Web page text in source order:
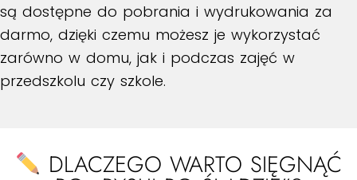
są dostępne do pobrania i wydrukowania za
darmo, dzięki czemu możesz je wykorzystać
zarówno w domu, jak i podczas zajęć w
przedszkolu czy szkole.
DLACZEGO WARTO SIĘGNĄĆ